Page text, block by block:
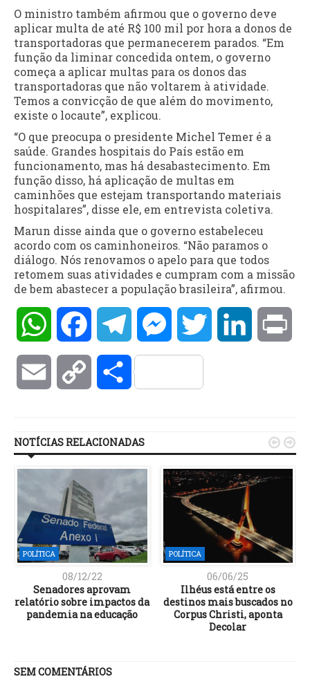
O ministro também afirmou que o governo deve
aplicar multa de até R$ 100 mil por hora a donos de
transportadoras que permanecerem parados. “Em
função da liminar concedida ontem, o governo
começa a aplicar multas para os donos das
transportadoras que não voltarem à atividade.
Temos a convicção de que além do movimento,
existe o locaute”, explicou.
“O que preocupa o presidente Michel Temer é a
saúde. Grandes hospitais do País estão em
funcionamento, mas há desabastecimento. Em
função disso, há aplicação de multas em
caminhões que estejam transportando materiais
hospitalares”, disse ele, em entrevista coletiva.
Marun disse ainda que o governo estabeleceu
acordo com os caminhoneiros. “Não paramos o
diálogo. Nós renovamos o apelo para que todos
retomem suas atividades e cumpram com a missão
de bem abastecer a população brasileira”, afirmou.
WhatsAppFacebookTelegramMessengerTwitter LinkedIn
Email Copy Compartilhar
NOTÍCIAS RELACIONADAS
POLÍTICA
08/12/22
Senadores aprovam
relatório sobre impactos da
pandemia na educação
POLÍTICA
06/06/25
Ilhéus está entre os
destinos mais buscados no
Corpus Christi, aponta
Decolar
 
SEM COMENTÁRIOS